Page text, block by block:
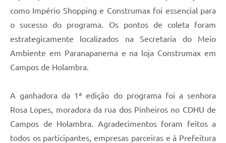
como Império Shopping e Construmax foi essencial para
o sucesso do programa. Os pontos de coleta foram
estrategicamente localizados na Secretaria do Meio
Ambiente em Paranapanema e na loja Construmax em
Campos de Holambra.
A ganhadora da 1ª edição do programa foi a senhora
Rosa Lopes, moradora da rua dos Pinheiros no CDHU de
Campos de Holambra. Agradecimentos foram feitos a
todos os participantes, empresas parceiras e à Prefeitura